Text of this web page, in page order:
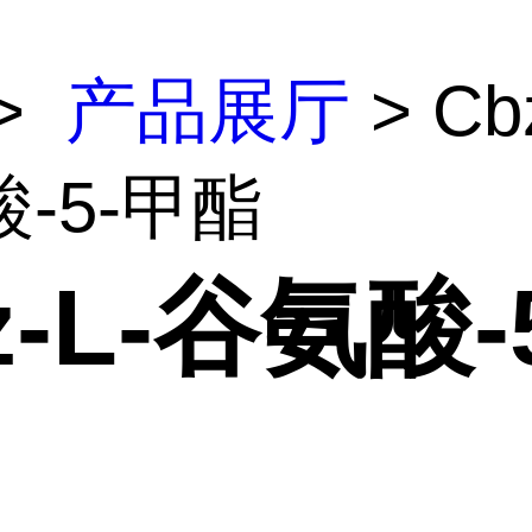
产品展厅 >
-5-甲酯
L-谷氨酸